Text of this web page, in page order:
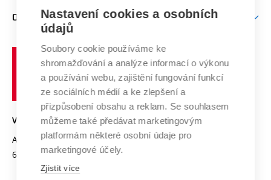
E-přihláška
Doktorské studium
Podpora podnikání
Mezinárodní vědecká rada
Systém zajišťování kvality výzkumu
Výzkumné infrastruktury
Transfer znalostí
Open Science
Projekty
Projekty ze strukturálních fondů
Specifický výzkum
Zahraniční spolupráce
Spolupráce se školami
Služby univerzity
Mezinárodní dohody
Univerzitní sítě
O UNIVERZITĚ
Profil univerzity
Udržitelná univerzita
Podnikavá univerzita / ContriBUTe
Bezpečná univerzita
Vyznamenání
Organizační struktura
učení
technické
VYSOKÉ UČENÍ TECHNICKÉ V BRNĚ
Antonínská 548/1
602 00 Brno
www.vut.cz
vut@vutbr.cz
Nastavení cookies a osobních
údajů
Soubory cookie používáme ke
shromažďování a analýze informací o výkonu
a používání webu, zajištění fungování funkcí
ze sociálních médií a ke zlepšení a
přizpůsobení obsahu a reklam. Se souhlasem
můžeme také předávat marketingovým
platformám některé osobní údaje pro
marketingové účely.
Zjistit více